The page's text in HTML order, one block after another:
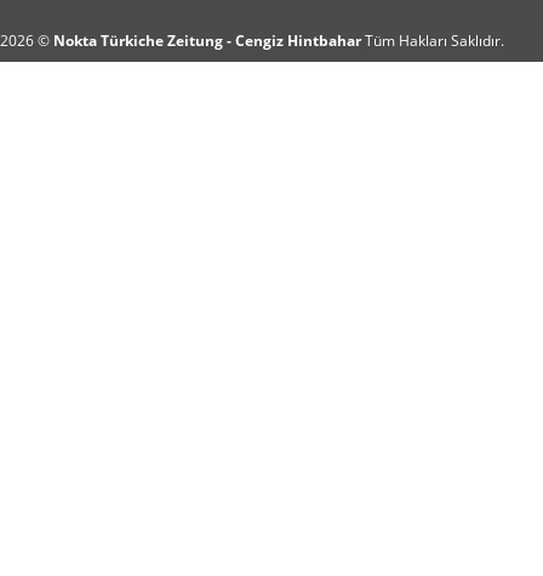
2026 © Nokta Türkiche Zeitung - Cengiz HintbaharTüm Hakları Saklıdır.